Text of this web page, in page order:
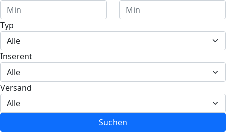
Typ
Inserent
Versand
Suchen